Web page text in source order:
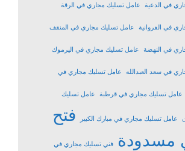
في الدعية عامل تسليك مجاري في الرقة
في الفروانية عامل تسليك مجاري في المنقف
في النهضة عامل تسليك مجاري في اليرموك
في سعد العبدالله عامل تسليك مجاري في
عامل تسليك مجاري في قرطبة عامل تسليك
عامل تسليك مجاري في مبارك الكبير
فتح
مسدودة
فني تسليك مجاري في